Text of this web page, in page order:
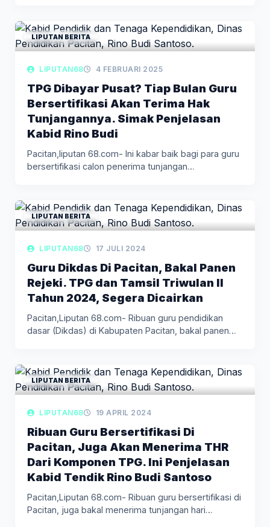
LIPUTAN BERITA
LIPUTAN68 4 FEBRUARI 2025
TPG Dibayar Pusat? Tiap Bulan Guru
Bersertifikasi Akan Terima Hak
Tunjangannya. Simak Penjelasan
Kabid Rino Budi
Pacitan,liputan 68.com- Ini kabar baik bagi para guru
bersertifikasi calon penerima tunjangan…
LIPUTAN BERITA
LIPUTAN68 17 JULI 2024
Guru Dikdas Di Pacitan, Bakal Panen
Rejeki. TPG dan Tamsil Triwulan II
Tahun 2024, Segera Dicairkan
Pacitan,Liputan 68.com- Ribuan guru pendidikan
dasar (Dikdas) di Kabupaten Pacitan, bakal panen…
LIPUTAN BERITA
LIPUTAN68 19 APRIL 2024
Ribuan Guru Bersertifikasi Di
Pacitan, Juga Akan Menerima THR
Dari Komponen TPG. Ini Penjelasan
Kabid Tendik Rino Budi Santoso
Pacitan,Liputan 68.com- Ribuan guru bersertifikasi di
Pacitan, juga bakal menerima tunjangan hari…